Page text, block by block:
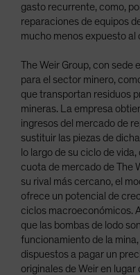
gasto recurrente, como,
reparaciones de equipos
mucho menos expuesto al
The Weir Group, con sede
para el sector minero,
que transportan residuos
mineras. La empresa
ingresos del mercado de
sustituir las piezas de
lo largo de su ciclo de
cuota de mercado de The
su rival más cercano, el
ofrece un potencial de
ciclos macroeconómicos.
que las bombas de lodo
funcionamiento de la
dispuestos a pagar un
originales de Weir en